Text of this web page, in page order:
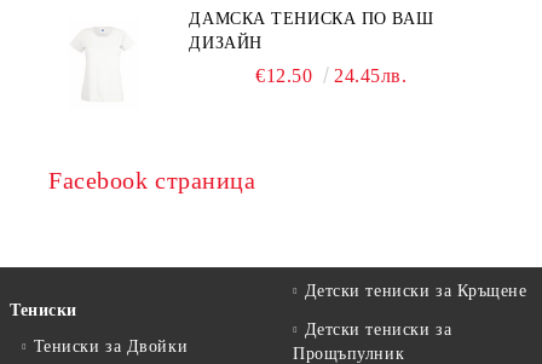
ДАМСКА ТЕНИСКА ПО ВАШ
ДИЗАЙН
€12.50 24.45лв.
Facebook страница
Тениски
Тениски за Двойки
Детски тениски за Кръщене
Детски тениски за
Прощъпулник